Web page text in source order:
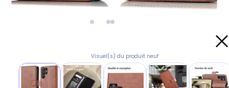
Visuel(s) du produit neuf